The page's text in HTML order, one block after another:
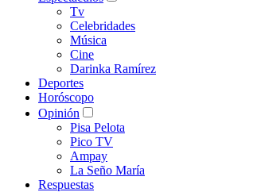
Tv
Celebridades
Música
Cine
Darinka Ramírez
Deportes
Horóscopo
Opinión
Pisa Pelota
Pico TV
Ampay
La Seño María
Respuestas